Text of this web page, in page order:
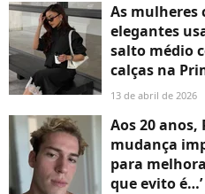
As mulheres
elegantes
salto médio
calças na
13 de abril de 2026
Aos 20
mudança
para
que evito é…’